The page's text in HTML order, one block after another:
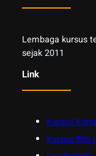
Lembaga kursus
sejak 2011
Link
Kursus
Kursus Bhs